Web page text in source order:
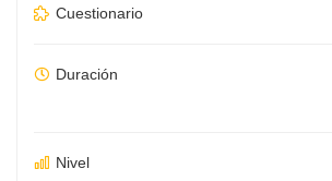
Cuestionario
Duración
Nivel